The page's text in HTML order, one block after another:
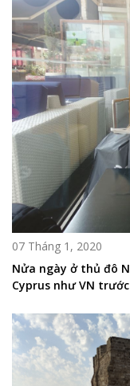
07 Tháng 1, 2020
Nửa ngày ở thủ đô
Cyprus như VN